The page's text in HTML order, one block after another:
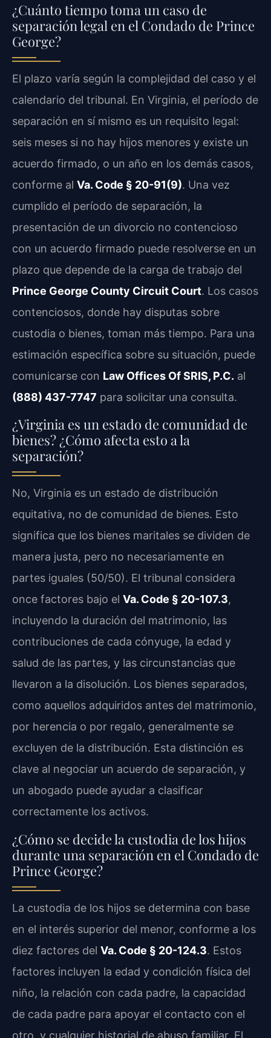
¿Cuánto tiempo toma un caso de
separación legal en el Condado de Prince
George?
El plazo varía según la complejidad del caso y el
calendario del tribunal. En Virginia, el período de
separación en sí mismo es un requisito legal:
seis meses si no hay hijos menores y existe un
acuerdo firmado, o un año en los demás casos,
conforme al Va. Code § 20-91(9). Una vez
cumplido el período de separación, la
presentación de un divorcio no contencioso
con un acuerdo firmado puede resolverse en un
plazo que depende de la carga de trabajo del
Prince George County Circuit Court. Los casos
contenciosos, donde hay disputas sobre
custodia o bienes, toman más tiempo. Para una
estimación específica sobre su situación, puede
comunicarse con Law Offices Of SRIS, P.C. al
(888) 437-7747 para solicitar una consulta.
¿Virginia es un estado de comunidad de
bienes? ¿Cómo afecta esto a la
separación?
No, Virginia es un estado de distribución
equitativa, no de comunidad de bienes. Esto
significa que los bienes maritales se dividen de
manera justa, pero no necesariamente en
partes iguales (50/50). El tribunal considera
once factores bajo el Va. Code § 20-107.3,
incluyendo la duración del matrimonio, las
contribuciones de cada cónyuge, la edad y
salud de las partes, y las circunstancias que
llevaron a la disolución. Los bienes separados,
como aquellos adquiridos antes del matrimonio,
por herencia o por regalo, generalmente se
excluyen de la distribución. Esta distinción es
clave al negociar un acuerdo de separación, y
un abogado puede ayudar a clasificar
correctamente los activos.
¿Cómo se decide la custodia de los hijos
durante una separación en el Condado de
Prince George?
La custodia de los hijos se determina con base
en el interés superior del menor, conforme a los
diez factores del Va. Code § 20-124.3. Estos
factores incluyen la edad y condición física del
niño, la relación con cada padre, la capacidad
de cada padre para apoyar el contacto con el
otro, y cualquier historial de abuso familiar. El